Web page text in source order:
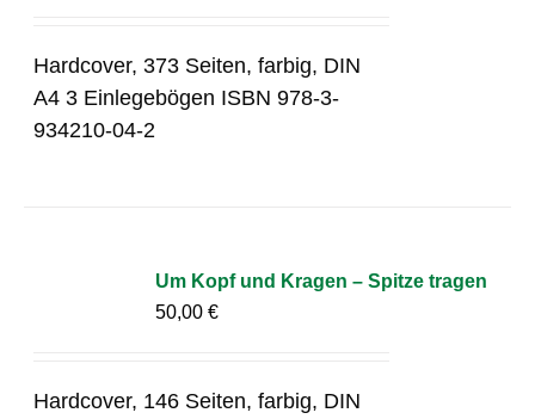
Hardcover, 373 Seiten, farbig, DIN
A4 3 Einlegebögen ISBN 978-3-
934210-04-2
Um Kopf und Kragen – Spitze tragen
50,00€
Hardcover, 146 Seiten, farbig, DIN